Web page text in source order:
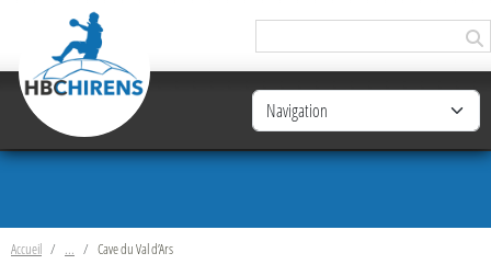
Accueil Cave du Val d’Ars
Panneau de gestion des cookies